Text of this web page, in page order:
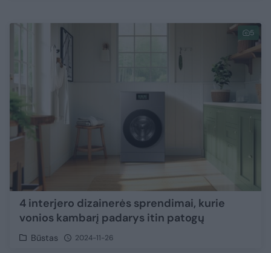
5
4 interjero dizainerės sprendimai, kurie
vonios kambarį padarys itin patogų
Būstas 2024-11-26